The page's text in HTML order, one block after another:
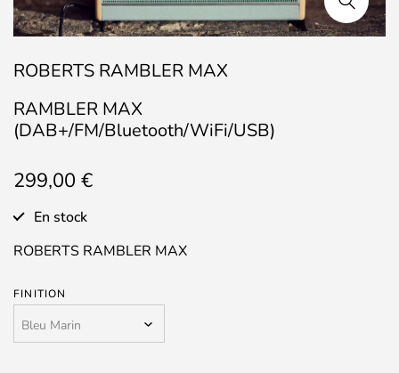
ROBERTS RAMBLER MAX
RAMBLER MAX
(DAB+/FM/Bluetooth/WiFi/USB)
299,00 €
En stock
ROBERTS RAMBLER MAX
FINITION